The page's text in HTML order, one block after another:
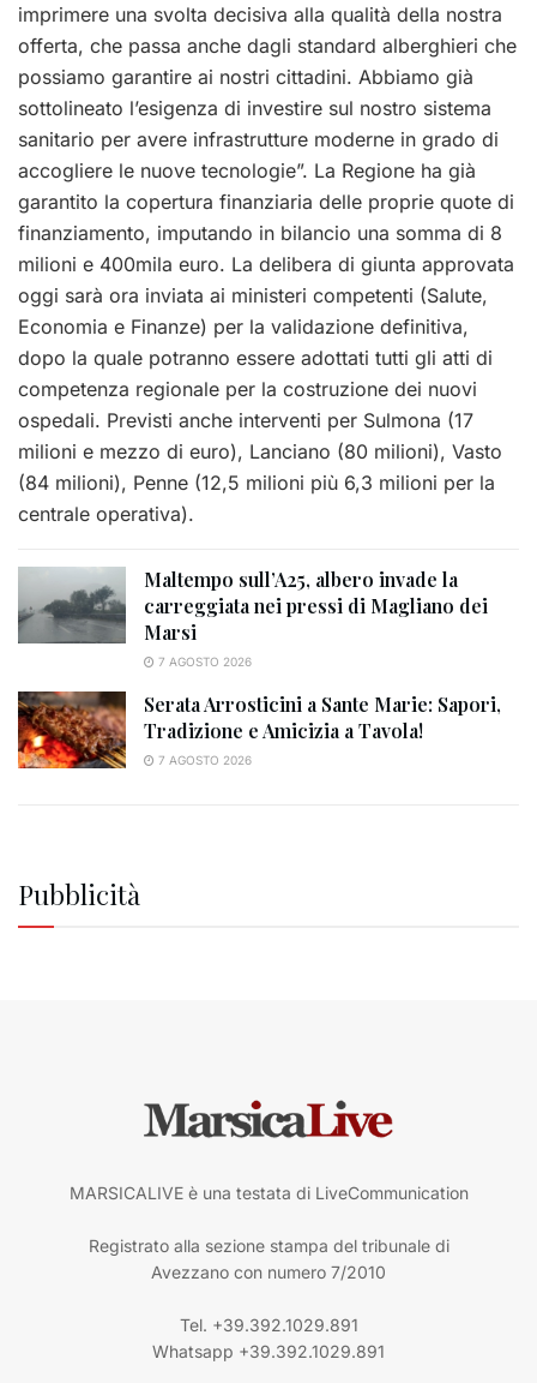
imprimere una svolta decisiva alla qualità della nostra
offerta, che passa anche dagli standard alberghieri che
possiamo garantire ai nostri cittadini. Abbiamo già
sottolineato l’esigenza di investire sul nostro sistema
sanitario per avere infrastrutture moderne in grado di
accogliere le nuove tecnologie”. La Regione ha già
garantito la copertura finanziaria delle proprie quote di
finanziamento, imputando in bilancio una somma di 8
milioni e 400mila euro. La delibera di giunta approvata
oggi sarà ora inviata ai ministeri competenti (Salute,
Economia e Finanze) per la validazione definitiva,
dopo la quale potranno essere adottati tutti gli atti di
competenza regionale per la costruzione dei nuovi
ospedali. Previsti anche interventi per Sulmona (17
milioni e mezzo di euro), Lanciano (80 milioni), Vasto
(84 milioni), Penne (12,5 milioni più 6,3 milioni per la
centrale operativa).
Maltempo sull’A25, albero invade la
carreggiata nei pressi di Magliano dei
Marsi
7 AGOSTO 2026
Serata Arrosticini a Sante Marie: Sapori,
Tradizione e Amicizia a Tavola!
7 AGOSTO 2026
Pubblicità
MARSICALIVE è una testata di LiveCommunication
Registrato alla sezione stampa del tribunale di
Avezzano con numero 7/2010
Tel. +39.392.1029.891
Whatsapp +39.392.1029.891